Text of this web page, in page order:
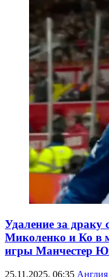
Удаление за драку
Миколенко и Ко в
игры Манчестер
25.11.2025, 06:35 Англия